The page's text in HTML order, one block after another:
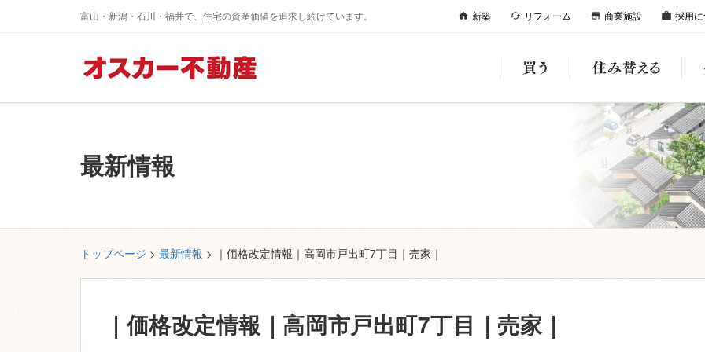
富山・新潟・石川・福井で、住宅の資産価値を追求し続けています。 home 新築 cached リフォーム store 商業施設 work 採用
最新情報
トップページ > 最新情報 > ｜価格改定情報｜高岡市戸出町7丁目｜売家｜
｜価格改定情報｜高岡市戸出町7丁目｜売家｜